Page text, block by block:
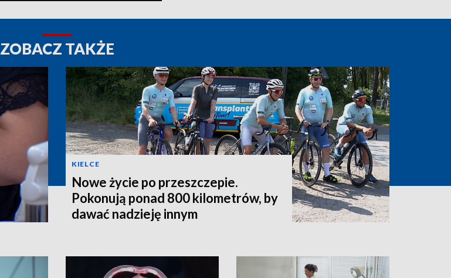
ZOBACZ TAKŻE
KIELCE
Nowe życie po przeszczepie.
Pokonują ponad 800 kilometrów, by
dawać nadzieję innym